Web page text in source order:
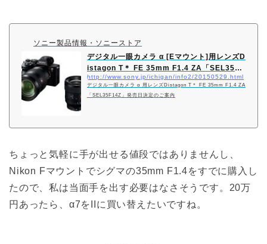
ソニー製品情報・ソニーストア
デジタル一眼カメラ α [Eマウント]用レンズD
istagon T＊ FE 35mm F1.4 ZA「SEL35F
1…
http://www.sony.jp/ichigan/info2/20150529.html
デジタル一眼カメラ α 用レンズDistagon T＊ FE 35mm F1.4 ZA
「SEL35F14Z」発売日決定のご案内
ちょっと気軽に手が出せる値段ではありませんし、
Nikon Fマウントでシグマの35mm F1.4をすでに購入し
たので、私は当面手を出す必要はなさそうです。20万
円あったら、α7をIIに買い替えたいですね。